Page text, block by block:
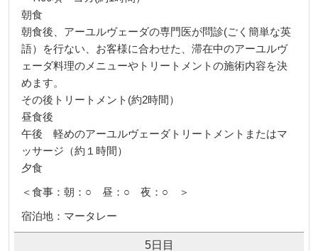
朝食
朝食後、アーユルヴェーダの専門医が問診(ごく簡単な英
語）を行ない、お客様に合わせた、滞在中のアーユルヴ
ェーダ料理のメニューやトリートメントの施術内容を決
めます。
その後トリートメント(約2時間）
昼食後
午後 軽めのアーユルヴェーダトリートメントまたはマ
ッサージ（約１時間）
夕食
＜食事：朝：○ 昼：○ 夜：○ ＞
宿泊地：マータレー
5日目